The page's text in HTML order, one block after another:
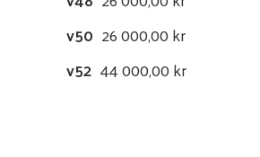
v50 26 000,00 kr
v52 44 000,00 kr